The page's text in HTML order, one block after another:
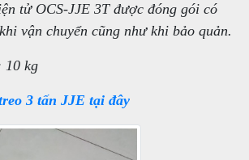
tử OCS-JJE 3T được đóng gói có
vận chuyển cũng như khi bảo quản.
10 kg
3 tấn JJE tại đây